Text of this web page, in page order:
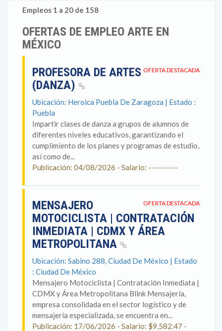
Empleos 1 a 20 de 158
OFERTAS DE EMPLEO ARTE EN
MÉXICO
OFERTA DESTACADA
PROFESORA DE ARTES
(DANZA)
Ubicación: Heroica Puebla De Zaragoza | Estado :
Puebla
Impartir clases de danza a grupos de alumnos de
diferentes niveles educativos, garantizando el
cumplimiento de los planes y programas de estudio,
así como de...
Publicación: 04/08/2026 - Salario: ----------
OFERTA DESTACADA
MENSAJERO
MOTOCICLISTA | CONTRATACIÓN
INMEDIATA | CDMX Y ÁREA
METROPOLITANA
Ubicación: Sabino 288, Ciudad De México | Estado
: Ciudad De México
Mensajero Motociclista | Contratación Inmediata |
CDMX y Área Metropolitana Blink Mensajería,
empresa consolidada en el sector logístico y de
mensajería especializada, se encuentra en...
Publicación: 17/06/2026 - Salario: $9,582.47 -